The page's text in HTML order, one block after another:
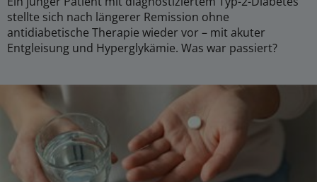
stellte sich nach längerer Remission ohne
antidiabetische Therapie wieder vor – mit akuter
Entgleisung und Hyperglykämie. Was war passiert?